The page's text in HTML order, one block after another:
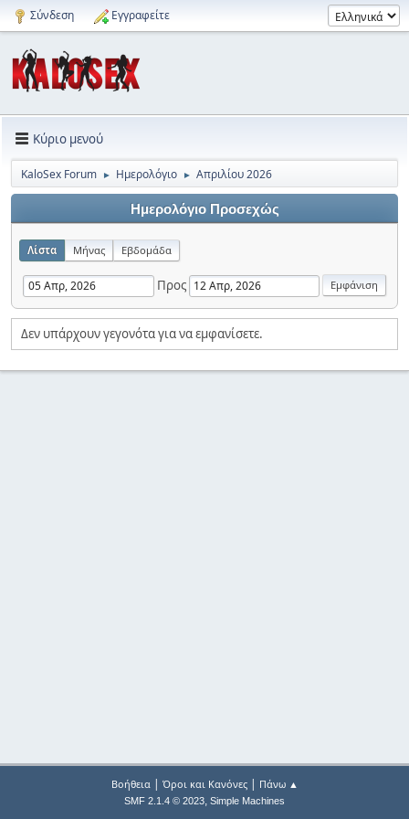
Σύνδεση Εγγραφείτε
Κύριο μενού
KaloSex Forum ► Ημερολόγιο ► Απριλίου 2026
Ημερολόγιο Προσεχώς
Λίστα Μήνας Εβδομάδα
Προς
Δεν υπάρχουν γεγονότα για να εμφανίσετε.
Βοήθεια| Όροι και Κανόνες| Πάνω ▲
SMF 2.1.4 © 2023, Simple Machines